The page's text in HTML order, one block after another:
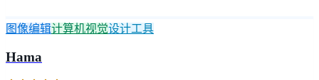
图像编辑计算机视觉设计工具
Hama